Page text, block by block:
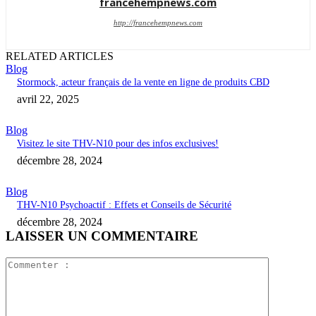
http://francehempnews.com
RELATED ARTICLES
Blog
Stormock, acteur français de la vente en ligne de produits CBD
avril 22, 2025
Blog
Visitez le site THV-N10 pour des infos exclusives!
décembre 28, 2024
Blog
THV-N10 Psychoactif : Effets et Conseils de Sécurité
décembre 28, 2024
LAISSER UN COMMENTAIRE